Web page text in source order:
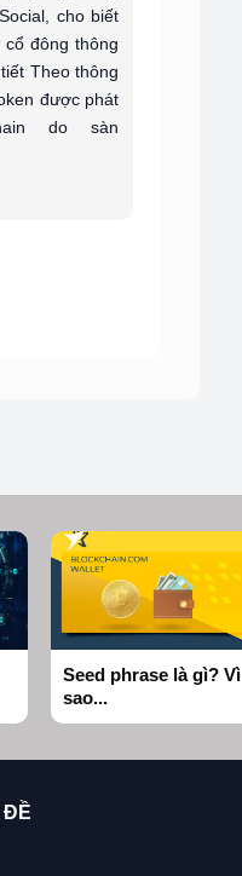
cho biết
đông thông
Theo thông
được phát
do sàn
Seed phrase là gì? Vì
sao...
ĐỀ